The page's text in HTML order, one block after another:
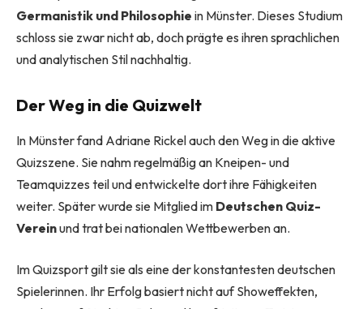
Germanistik und Philosophie in Münster. Dieses Studium
schloss sie zwar nicht ab, doch prägte es ihren sprachlichen
und analytischen Stil nachhaltig.
Der Weg in die Quizwelt
In Münster fand Adriane Rickel auch den Weg in die aktive
Quizszene. Sie nahm regelmäßig an Kneipen- und
Teamquizzes teil und entwickelte dort ihre Fähigkeiten
weiter. Später wurde sie Mitglied im Deutschen Quiz-
Vereinund trat bei nationalen Wettbewerben an.
Im Quizsport gilt sie als eine der konstantesten deutschen
Spielerinnen. Ihr Erfolg basiert nicht auf Showeffekten,